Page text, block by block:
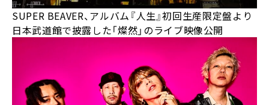
SUPER BEAVER、アルバム『人生』初回生産限定盤より
日本武道館で披露した「燦然」のライブ映像公開